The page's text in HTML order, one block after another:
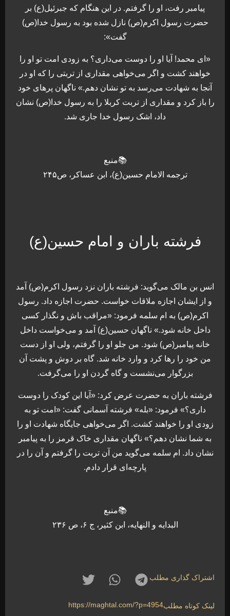
پیامبر رفت، او را گرفتم. در این هنگام که جبرئیل(ع) بر
حضرت رسول اکرم(ص) نازل شده بود به رسول خدا(ص)‌
گفت»:
«ای محمد! آیا او را دوست می‌داری؟ به زودی امت تو او را
خواهند کشت و اگر می‌خواهی مقداری از تربتی را که او در
آنجا به شهادت می‌رسد به تو نشان دهم.» ناگهان پرهای خود
را باز کرد و مقداری از تربت کربلا را به رسول خدا(ص) نشان
داد، اشک رسول خدا جاری شد.
📚منبع
ترجمه الامام حسین(ع)، ابن عساکر، ص۲۴۵
فرشته باران و امام حسین(ع)
انس بن مالک می‌گوید: فرشته باران نزد رسول اکرم(ص) آمد
و از ایشان اجازه ملاقات خواست. حضرت اجازه داد. رسول
اکرم(ص) به ام سلمه فرمود: «مراقب باش و نگذار کسی
داخل خانه شود.» ناگهان حسین(ع) آمد و می‌خواست داخل
خانه پیامبر(ص) شود. من جلو او را گرفتم، ولی او از دست
من خود را رها کرد و وارد خانه شد. گاه بر دوش و پشت آن
بزرگوار می‌نشست و گاه گردن او را می‌گرفت.
فرشته باران به حضرت عرض کرد: «آیا این کودک را دوست
داری؟» فرمود: «بله» فرشته آسمانی گفت: «امت تو به
زودی او را خواهند کشت. اگر می‌خواهی جایگاه شهادت او را
به شما نشان دهم؟» ناگهان مقداری خاک قرمز را به پیامبر
نشان داد. ام سلمه می‌گوید من آن تربت را گرفتم و آن را در
پارچه‌ای قرار دادم.
📚منبع
البدایه و النهایه، ابن کثیر، ج ۶، ص ۲۳۶
اشتراک گذاری مطلب
لینک کوتاه مطلبhttps://maghtal.com/?p=4954